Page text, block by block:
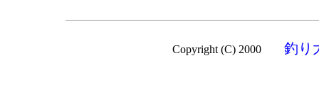
Copyright (C) 2000 釣り